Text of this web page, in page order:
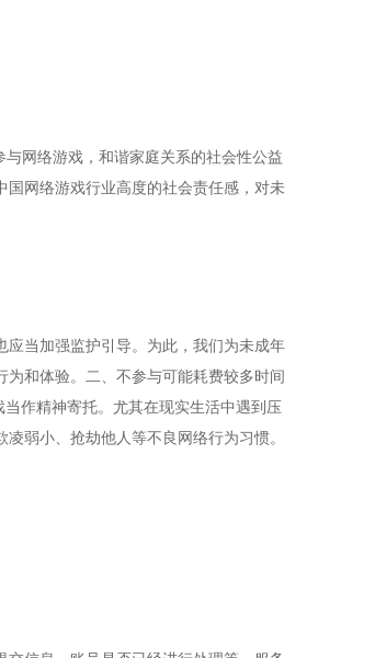
网络游戏，和谐家庭关系的社会性公益
网络游戏行业高度的社会责任感，对未
当加强监护引导。为此，我们为未成年
和体验。二、不参与可能耗费较多时间
作精神寄托。尤其在现实生活中遇到压
弱小、抢劫他人等不良网络行为习惯。